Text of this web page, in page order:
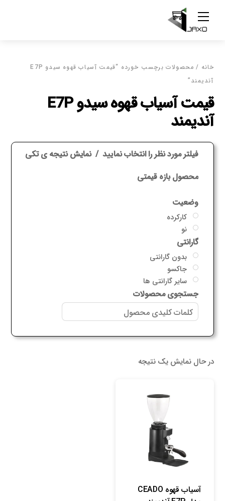
content
Menu
خانه / محصولات برچسب خورده “قیمت آسیاب قهوه سیدو E7P
آندیمند”
قیمت آسیاب قهوه سیدو E7P
آندیمند
فیلتر مورد نظر را انتخاب نمایید نمایش نتیجه ی تکی
محصول بازه قیمتی
وضعیت
کارکرده
نو
گارانتی
بدون گارانتی
جاکسو
سایر گارانتی ها
جستجوی محصولات
در حال نمایش یک نتیجه
آسیاب قهوه CEADO